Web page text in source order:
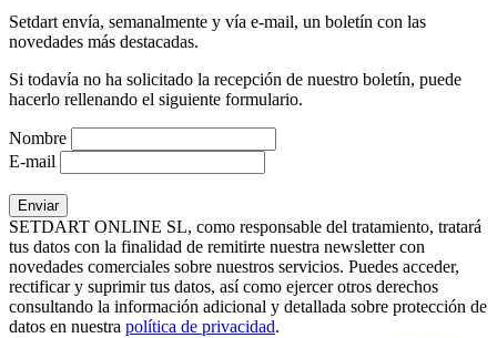
Setdart envía, semanalmente y vía e-mail, un boletín con las
novedades más destacadas.
Si todavía no ha solicitado la recepción de nuestro boletín, puede
hacerlo rellenando el siguiente formulario.
Nombre
E-mail
SETDART ONLINE SL, como responsable del tratamiento, tratará
tus datos con la finalidad de remitirte nuestra newsletter con
novedades comerciales sobre nuestros servicios. Puedes acceder,
rectificar y suprimir tus datos, así como ejercer otros derechos
consultando la información adicional y detallada sobre protección de
datos en nuestra política de privacidad.